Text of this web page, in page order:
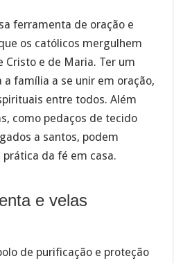
ferramenta de oração e
os católicos mergulhem
Cristo e de Maria. Ter um
a família a se unir em oração,
entre todos. Além
como pedaços de tecido
a santos, podem
da fé em casa.
e velas
de purificação e proteção